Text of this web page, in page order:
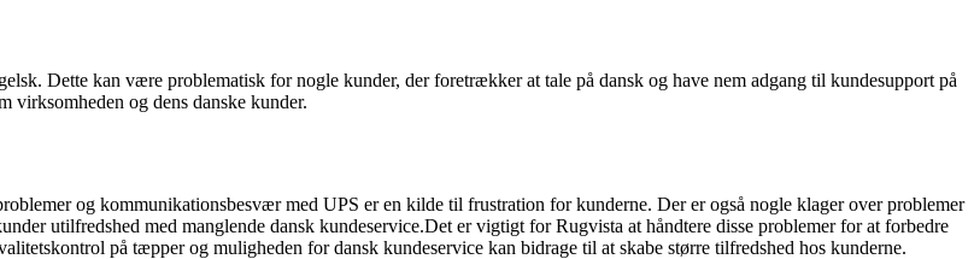
Dette kan være problematisk for nogle kunder, der foretrækker at tale på dansk og have nem adgang til kundesupport på
virksomheden og dens danske kunder.
og kommunikationsbesvær med UPS er en kilde til frustration for kunderne. Der er også nogle klager over problemer
utilfredshed med manglende dansk kundeservice.Det er vigtigt for Rugvista at håndtere disse problemer for at forbedre
på tæpper og muligheden for dansk kundeservice kan bidrage til at skabe større tilfredshed hos kunderne.